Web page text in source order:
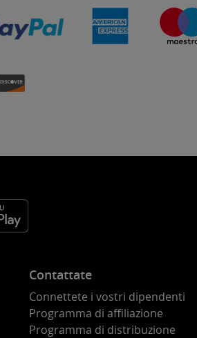
Contattate
Connettete i vostri dipendenti
Programma di affiliazione
Programma di distribuzione